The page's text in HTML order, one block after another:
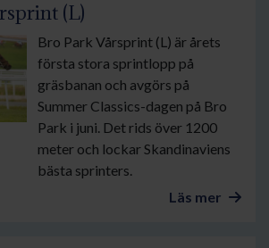
(L)
Bro Park Vårsprint (L) är årets
första stora sprintlopp på
gräsbanan och avgörs på
Summer Classics-dagen på Bro
Park i juni. Det rids över 1200
meter och lockar Skandinaviens
bästa sprinters.
Läs mer